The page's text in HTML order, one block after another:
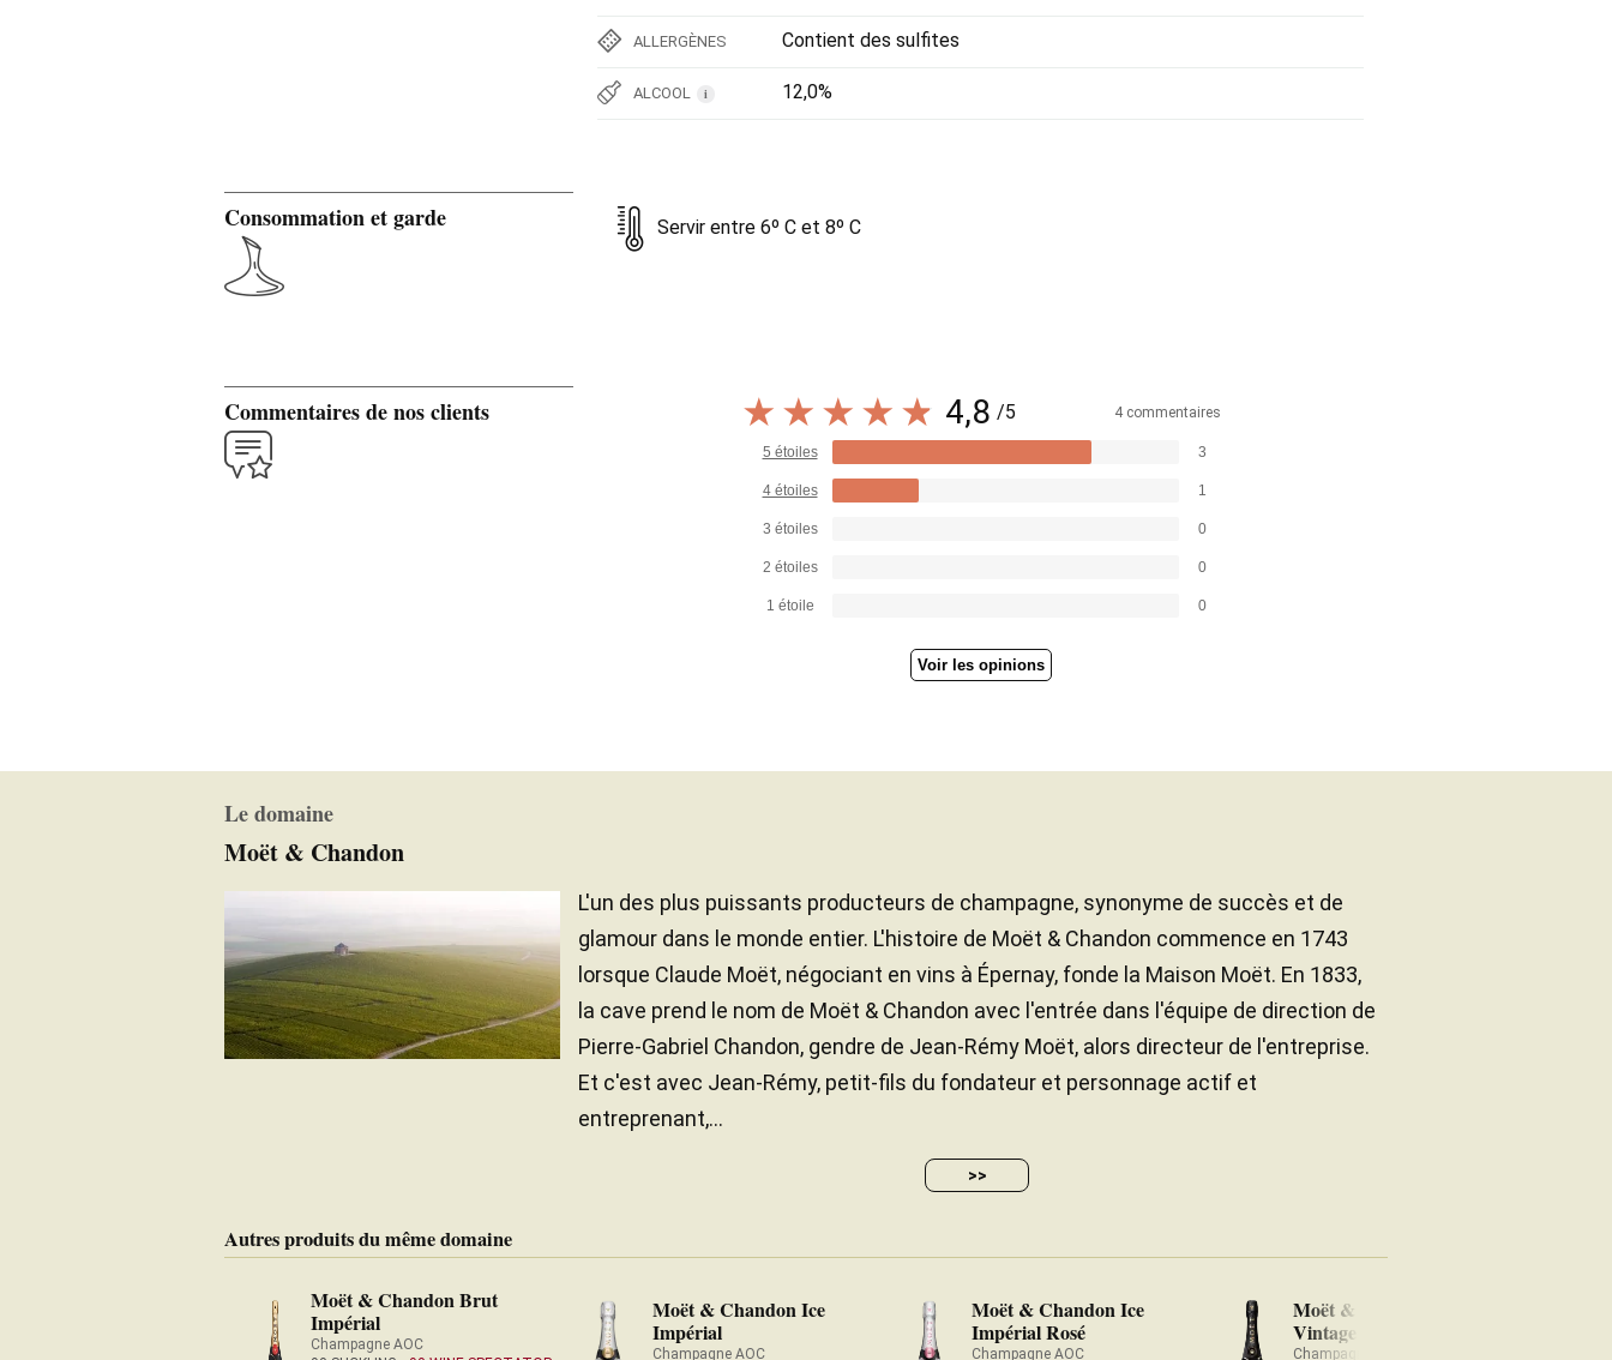
ALLERGÈNES Contient des sulfites
ALCOOL i 12,0%
Consommation et garde Servir entre 6º C et 8º C
Commentaires de nos clients 4,8 /5 4 commentaires
5 étoiles 3
4 étoiles 1
3 étoiles 0
2 étoiles 0
1 étoile 0
Voir les opinions
Le domaine
Moët & Chandon
L'un des plus puissants producteurs de champagne, synonyme de succès et de
glamour dans le monde entier. L'histoire de Moët & Chandon commence en 1743
lorsque Claude Moët, négociant en vins à Épernay, fonde la Maison Moët. En 1833,
la cave prend le nom de Moët & Chandon avec l'entrée dans l'équipe de direction de
Pierre-Gabriel Chandon, gendre de Jean-Rémy Moët, alors directeur de l'entreprise.
Et c'est avec Jean-Rémy, petit-fils du fondateur et personnage actif et
entreprenant,...
>>
Autres produits du même domaine
Moët & Chandon Brut
Impérial
Champagne AOC
Moët & Chandon Ice
Impérial
Champagne AOC
Moët & Chandon Ice
Impérial Rosé
Champagne AOC
Moët & Chandon Grand
Vintage 2016
Champagne AOC